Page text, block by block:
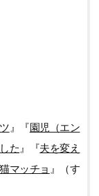
』『園児（エン
た 』『夫を変え
マッチョ 』（す